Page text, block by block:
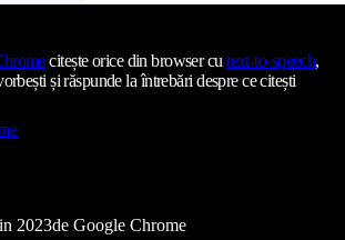
citește orice din browser cutext-to-speech,
și răspunde la întrebări despre ce citești
2023de Google Chrome